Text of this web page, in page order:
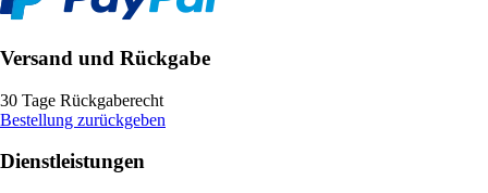
Versand und Rückgabe
30 Tage Rückgaberecht
Bestellung zurückgeben
Dienstleistungen